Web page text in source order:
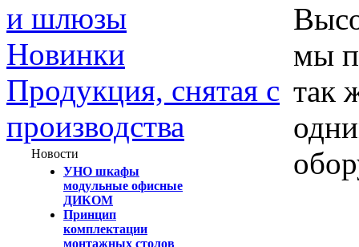
и шлюзы
Новинки
Продукция, снятая с
производства
Новости
УНО шкафы
модульные офисные
ДИКОМ
Принцип
комплектации
монтажных столов
мы
так